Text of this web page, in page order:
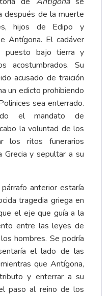
después de la muerte
hijos de Edipo y
Antígona. El cadáver
puesto bajo tierra y
acostumbrados. Su
acusado de traición
un edicto prohibiendo
sea enterrado.
el mandato de
la voluntad de los
los ritos funerarios
Grecia y sepultar a su
anterior estaría
tragedia griega en
el eje que guía a la
entre las leyes de
hombres. Se podría
el lado de las
que Antígona,
y enterrar a su
paso al reino de los